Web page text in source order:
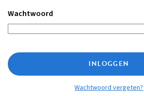
Wachtwoord
INLOGGEN
Wachtwoord vergeten?